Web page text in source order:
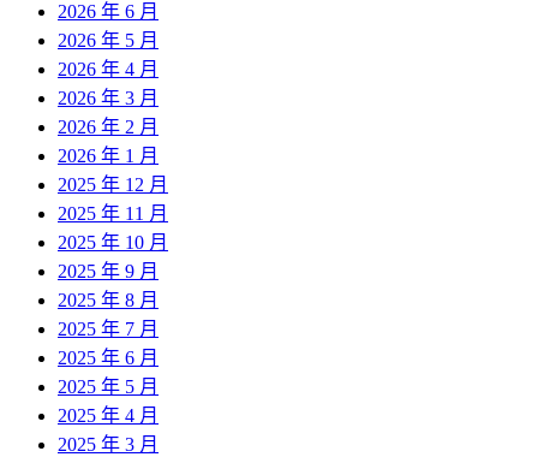
2026 年 6 月
2026 年 5 月
2026 年 4 月
2026 年 3 月
2026 年 2 月
2026 年 1 月
2025 年 12 月
2025 年 11 月
2025 年 10 月
2025 年 9 月
2025 年 8 月
2025 年 7 月
2025 年 6 月
2025 年 5 月
2025 年 4 月
2025 年 3 月